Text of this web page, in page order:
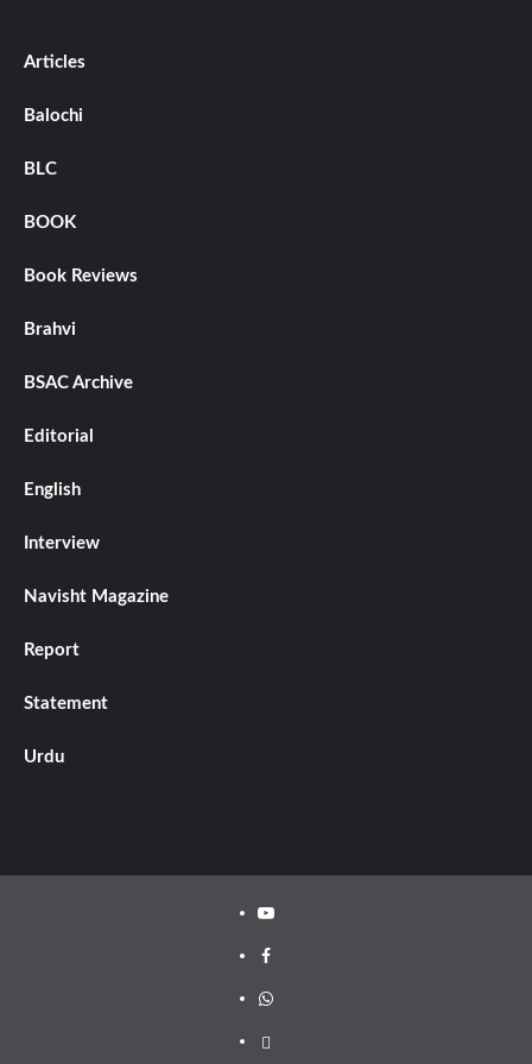
Articles
Balochi
BLC
BOOK
Book Reviews
Brahvi
BSAC Archive
Editorial
English
Interview
Navisht Magazine
Report
Statement
Urdu